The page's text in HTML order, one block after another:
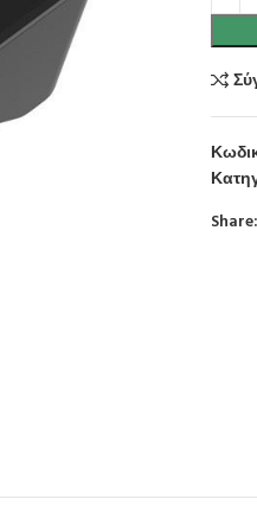
Share: